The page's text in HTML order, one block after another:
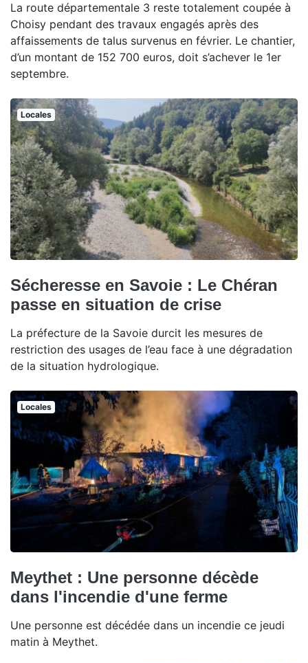
La route départementale 3 reste totalement coupée à
Choisy pendant des travaux engagés après des
affaissements de talus survenus en février. Le chantier,
d’un montant de 152 700 euros, doit s’achever le 1er
septembre.
Locales
Sécheresse en Savoie : Le Chéran
passe en situation de crise
La préfecture de la Savoie durcit les mesures de
restriction des usages de l’eau face à une dégradation
de la situation hydrologique.
Locales
Meythet : Une personne décède
dans l'incendie d'une ferme
Une personne est décédée dans un incendie ce jeudi
matin à Meythet.